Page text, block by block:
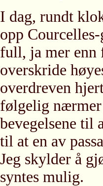
I dag, rundt
opp
full, ja mer enn
overskride
overdreven
følgelig nærmer
bevegelsene til
til at en av
Jeg skylder å
syntes mulig.